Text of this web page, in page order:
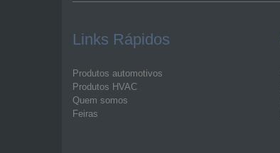
Links Rápidos
Produtos automotivos
Produtos HVAC
Quem somos
Feiras